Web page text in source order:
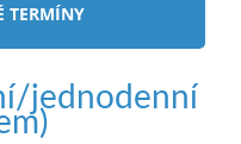
TERMÍNY
jednodenní